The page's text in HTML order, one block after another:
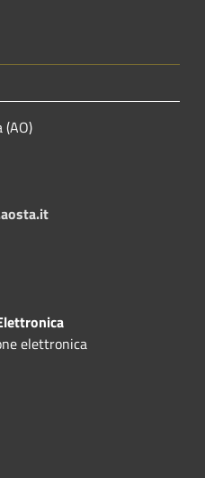
(AO)
elettronica